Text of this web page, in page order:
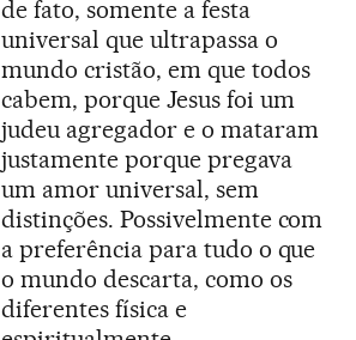
de fato, somente a festa
universal que ultrapassa o
mundo cristão, em que todos
cabem, porque Jesus foi um
judeu agregador e o mataram
justamente porque pregava
um amor universal, sem
distinções. Possivelmente com
a preferência para tudo o que
o mundo descarta, como os
diferentes física e